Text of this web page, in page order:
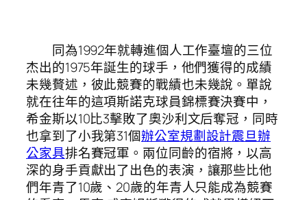
同為1992年就轉進個人工作臺壇的三位
杰出的1975年誕生的球手，他們獲得的成績
未幾贅述，彼此競賽的戰績也未幾說。單說
就在往年的這項斯諾克球員錦標賽決賽中，
希金斯以10比3擊敗了奧沙利文后奪冠，同時
也拿到了小我第31個辦公室規劃設計震旦辦
公家具排名賽冠軍。兩位同齡的宿將，以高
深的身手貢獻出了出色的表演，讓那些比他
們年青了10歲、20歲的年青人只能成為競賽